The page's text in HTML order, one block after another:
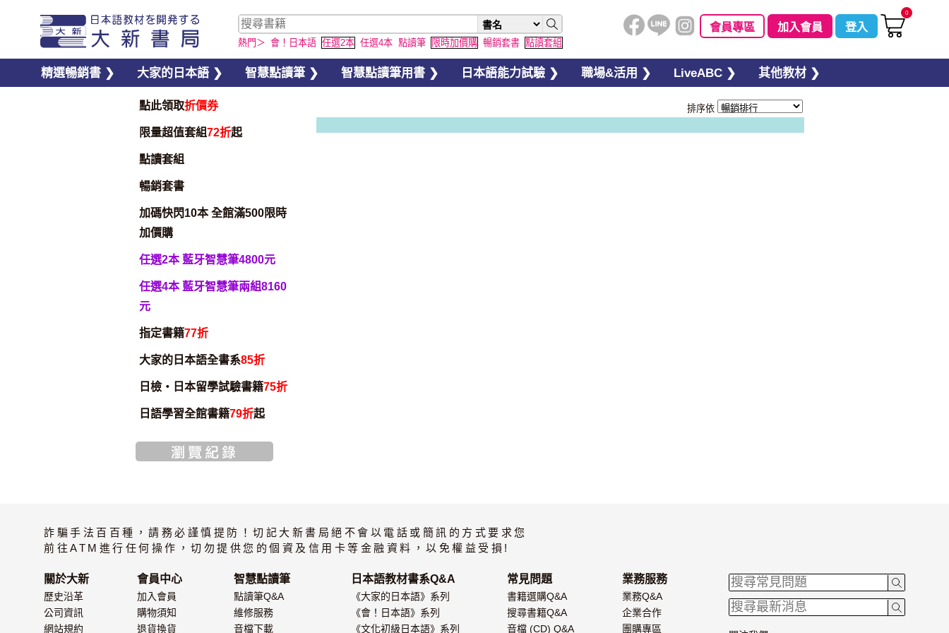
熱門＞ 會！日本語 任選2本 任選4本 點讀筆 限時加價購 暢銷套書 點讀套組
會員專區 加入會員 登入
0
精選暢銷書 ❯ 大家的日本語 ❯ 智慧點讀筆 ❯ 智慧點讀筆用書 ❯ 日本語能力試驗 ❯ 職場&活用 ❯ LiveABC ❯ 其他教材 ❯
點此領取折價券
限量超值套組72折起
點讀套組
暢銷套書
加碼快閃10本 全館滿500限時
加價購
任選2本 藍牙智慧筆4800元
任選4本 藍牙智慧筆兩組8160
元
指定書籍77折
大家的日本語全書系85折
日檢・日本留學試驗書籍75折
日語學習全館書籍79折起
排序依
詐騙手法百百種，請務必謹慎提防！切記大新書局絕不會以電話或簡訊的方式要求您
前往ATM進行任何操作，切勿提供您的個資及信用卡等金融資料，以免權益受損!
關於大新
歷史沿革
公司資訊
網站規約
會員中心
加入會員
購物須知
退貨換貨
智慧點讀筆
點讀筆Q&A
維修服務
音檔下載
日本語教材書系Q&A
《大家的日本語》系列
《會！日本語》系列
《文化初級日本語》系列
常見問題
書籍選購Q&A
搜尋書籍Q&A
音檔 (CD) Q&A
業務服務
業務Q&A
企業合作
團購專區